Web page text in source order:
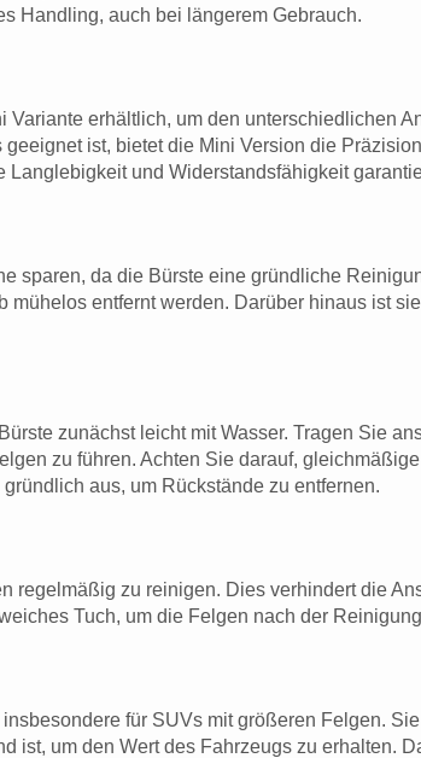
Handling, auch bei längerem Gebrauch.
erhältlich, um den unterschiedlichen
ist, bietet die Mini Version die
und Widerstandsfähigkeit
sparen, da die Bürste eine gründliche
entfernt werden. Darüber hinaus ist
zunächst leicht mit Wasser. Tragen Sie
zu führen. Achten Sie darauf,
aus, um Rückstände zu entfernen.
regelmäßig zu reinigen. Dies verhindert die
Tuch, um die Felgen nach der
für SUVs mit größeren Felgen.
ist, um den Wert des Fahrzeugs zu erhalten.